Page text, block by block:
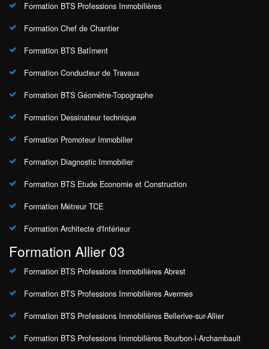
Formation BTS Professions Immobilières
Formation Chef de Chantier
Formation BTS Batîment
Formation Conducteur de Travaux
Formation BTS Géomètre-Topographe
Formation Dessinateur technique
Formation Promoteur Immobilier
Formation Diagnostic Immobilier
Formation BTS Etude Economie et Construction
Formation Métreur TCE
Formation Architecte d'Intérieur
Formation Allier 03
Formation BTS Professions Immobilières Abrest
Formation BTS Professions Immobilières Avermes
Formation BTS Professions Immobilières Bellerive-sur-Allier
Formation BTS Professions Immobilières Bourbon-l-Archambault